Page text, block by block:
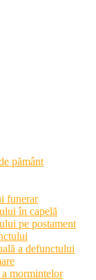
pământ
funerar
în capelă
pe postament
a defunctului
mormintelor